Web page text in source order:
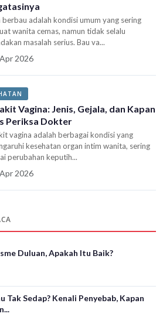
berbau adalah kondisi umum yang sering
wanita cemas, namun tidak selalu
masalah serius. Bau va...
2026
Vagina: Jenis, Gejala, dan Kapan
Periksa Dokter
vagina adalah berbagai kondisi yang
kesehatan organ intim wanita, sering
perubahan keputih...
2026
Duluan, Apakah Itu Baik?
Tak Sedap? Kenali Penyebab, Kapan